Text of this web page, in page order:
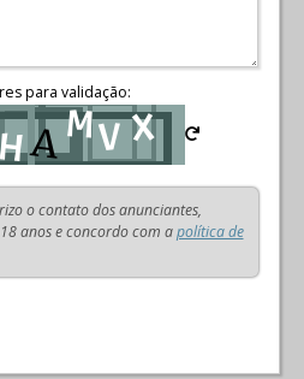
para validação:
o contato dos anunciantes,
anos e concordo com apolítica de